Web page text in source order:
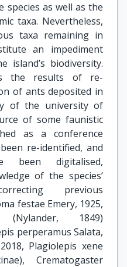
species as well as the
taxa. Nevertheless,
taxa remaining in
an impediment
island’s biodiversity.
the results of re-
of ants deposited in
of the university of
of some faunistic
as a conference
re-identified, and
been digitalised,
of the species’
previous
festae Emery, 1925,
(Nylander, 1849)
perperamus Salata,
Plagiolepis xene
Crematogaster